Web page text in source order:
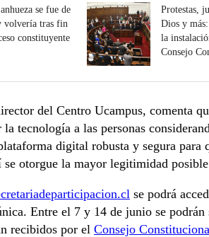
se fue de
volvería tras fin
constituyente
Protestas,
Dios y
la
Consejo
del Centro Ucampus, comenta
la tecnología a las personas
digital robusta y segura para
otorgue la mayor legitimidad
se podrá
Entre el 7 y 14 de junio se
recibidos por el Consejo